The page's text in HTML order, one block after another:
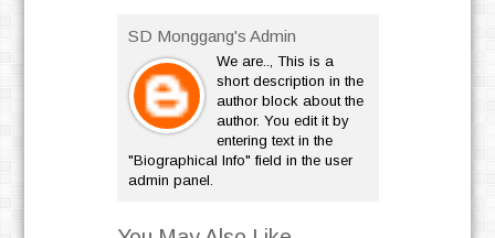
SD Monggang's Admin
We are.., This is a
short description in the
author block about the
author. You edit it by
entering text in the
"Biographical Info" field in the user
admin panel.